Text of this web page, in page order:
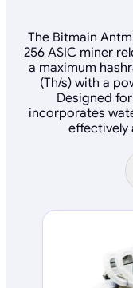
The Bitmain
256 ASIC miner
a maximum
(Th/s) with a
Designed
incorporates
effectively